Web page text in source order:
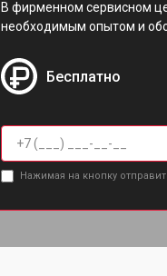
В фирменном сервисном
необходимым опытом и
Бесплатно
Нажимая на кнопку